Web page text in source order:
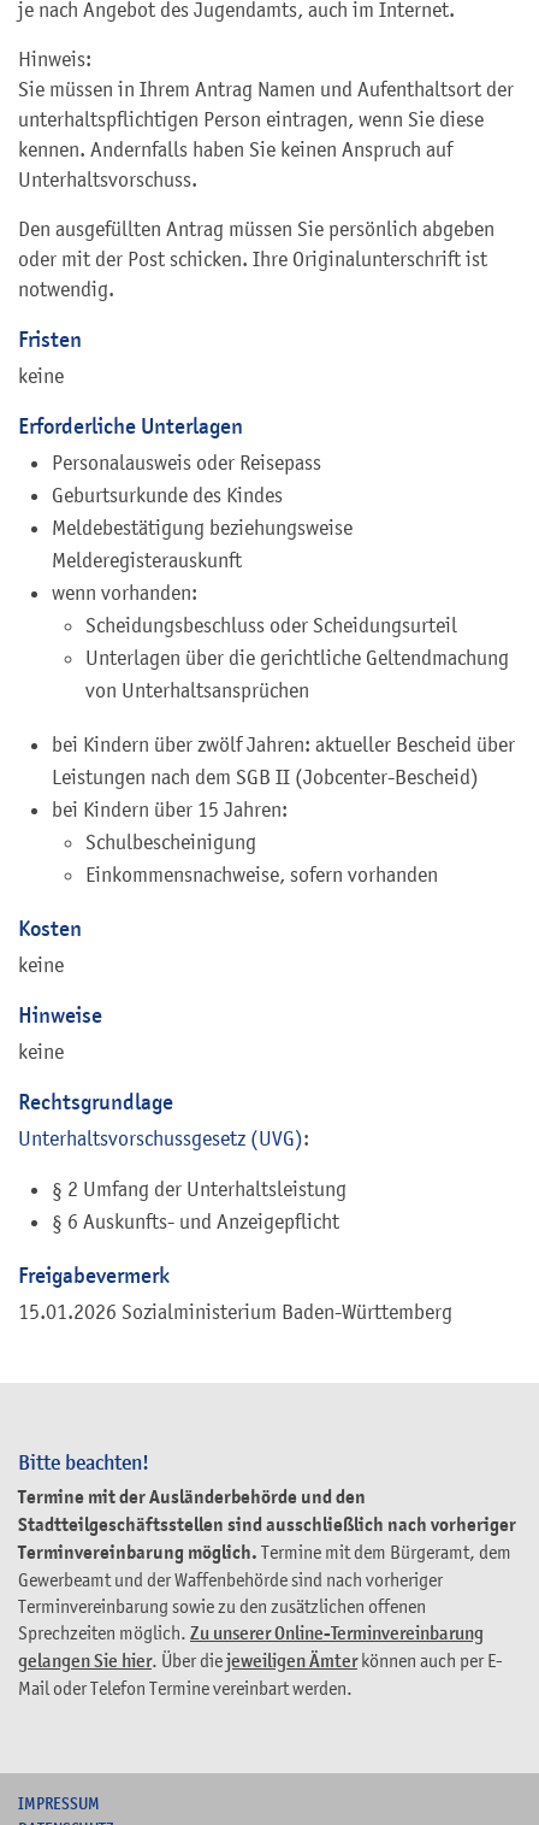
Bitte beachten!
Termine mit der Ausländerbehörde und den
Stadtteilgeschäftsstellen sind ausschließlich nach vorheriger
Terminvereinbarung möglich. Termine mit dem Bürgeramt, dem
Gewerbeamt und der Waffenbehörde sind nach vorheriger
Terminvereinbarung sowie zu den zusätzlichen offenen
Sprechzeiten möglich. Zu unserer Online-Terminvereinbarung
gelangen Sie hier. Über diejeweiligen Ämterkönnen auch per E-
Mail oder Telefon Termine vereinbart werden.
je nach Angebot des Jugendamts, auch im Internet.
Hinweis:
Sie müssen in Ihrem Antrag Namen und Aufenthaltsort der
unterhaltspflichtigen Person eintragen, wenn Sie diese
kennen. Andernfalls haben Sie keinen Anspruch auf
Unterhaltsvorschuss.
Den ausgefüllten Antrag müssen Sie persönlich abgeben
oder mit der Post schicken. Ihre Originalunterschrift ist
notwendig.
Fristen
keine
Erforderliche Unterlagen
Personalausweis oder Reisepass
Geburtsurkunde des Kindes
Meldebestätigung beziehungsweise
Melderegisterauskunft
wenn vorhanden:
Scheidungsbeschluss oder Scheidungsurteil
Unterlagen über die gerichtliche Geltendmachung
von Unterhaltsansprüchen
bei Kindern über zwölf Jahren: aktueller Bescheid über
Leistungen nach dem SGB II (Jobcenter-Bescheid)
bei Kindern über 15 Jahren:
Schulbescheinigung
Einkommensnachweise, sofern vorhanden
Kosten
keine
Hinweise
keine
Rechtsgrundlage
Unterhaltsvorschussgesetz (UVG):
§ 2 Umfang der Unterhaltsleistung
§ 6 Auskunfts- und Anzeigepflicht
Freigabevermerk
15.01.2026 Sozialministerium Baden-Württemberg
IMPRESSUM